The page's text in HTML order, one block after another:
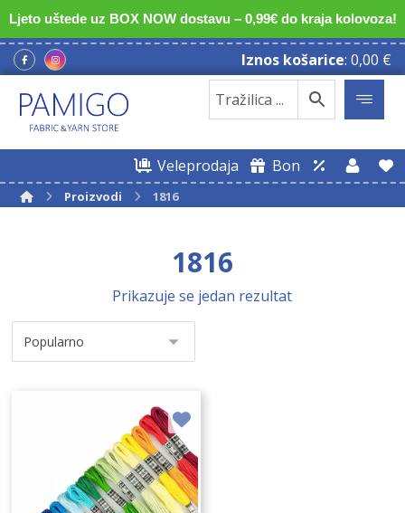
Ljeto uštede uz BOX NOW dostavu – 0,99€ do kraja kolovoza!
Iznos košarice: 0,00 €
Veleprodaja Bon
Proizvodi 1816
1816
Prikazuje se jedan rezultat